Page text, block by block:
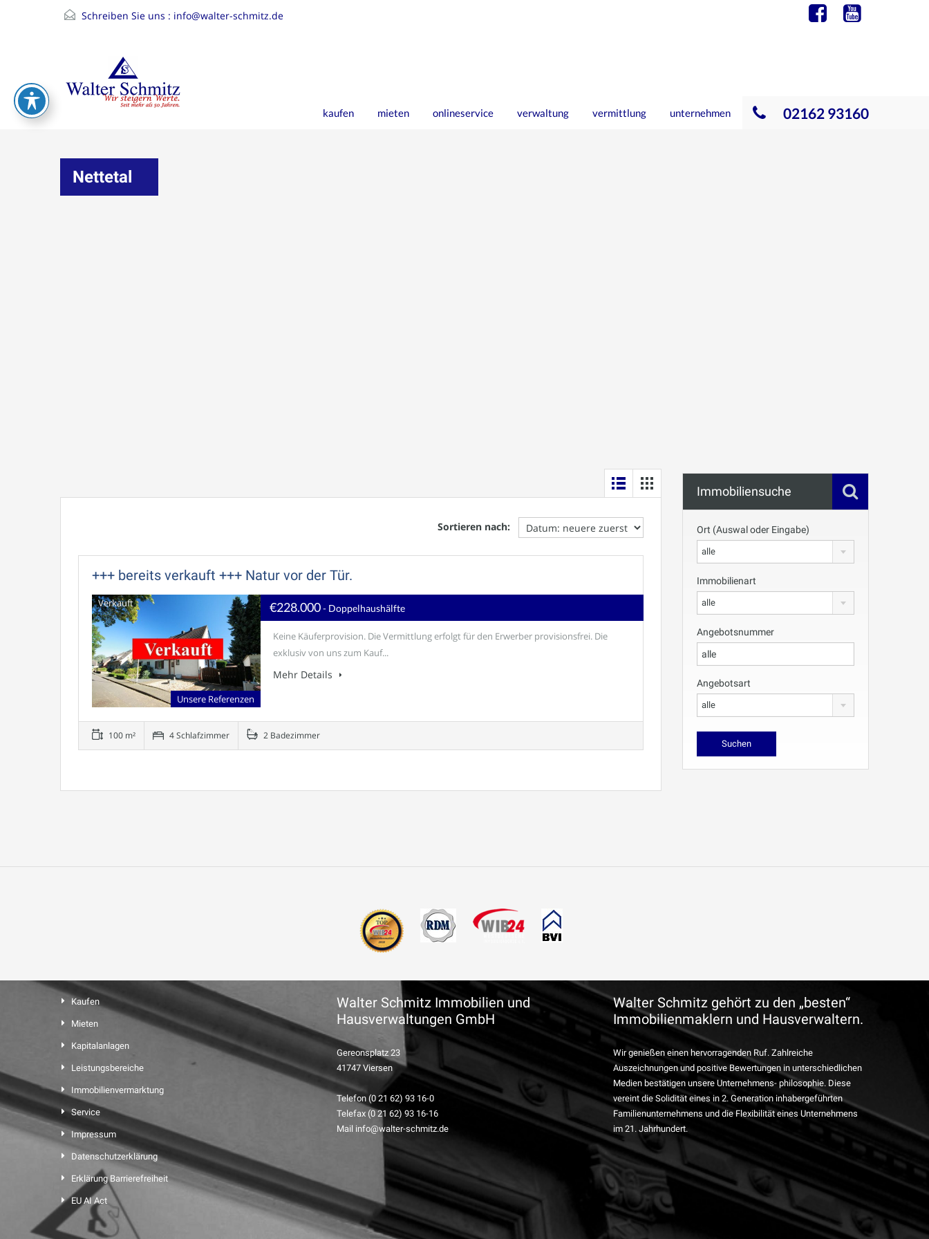
Schreiben Sie uns : info@walter-schmitz.de
02162 93160
kaufen mieten onlineservice verwaltung vermittlung unternehmen
Nettetal
Sortieren nach:
+++ bereits verkauft +++ Natur vor der Tür.
Verkauft
Unsere Referenzen
€228.000- Doppelhaushälfte
Keine Käuferprovision. Die Vermittlung erfolgt für den Erwerber provisionsfrei. Die
exklusiv von uns zum Kauf...
Mehr Details
100 m² 4 Schlafzimmer 2 Badezimmer
Immobiliensuche
Ort (Auswal oder Eingabe)
alle
Immobilienart
alle
Angebotsnummer
Angebotsart
alle
Kaufen
Mieten
Kapitalanlagen
Leistungsbereiche
Immobilienvermarktung
Service
Impressum
Datenschutzerklärung
Erklärung Barrierefreiheit
EU AI Act
Walter Schmitz Immobilien und
Hausverwaltungen GmbH
Gereonsplatz 23
41747 Viersen
Telefon (0 21 62) 93 16-0
Telefax (0 21 62) 93 16-16
Mail info@walter-schmitz.de
Walter Schmitz gehört zu den „besten“
Immobilienmaklern und Hausverwaltern.
Wir genießen einen hervorragenden Ruf. Zahlreiche
Auszeichnungen und positive Bewertungen in unterschiedlichen
Medien bestätigen unsere Unternehmens- philosophie. Diese
vereint die Solidität eines in 2. Generation inhabergeführten
Familienunternehmens und die Flexibilität eines Unternehmens
im 21. Jahrhundert.